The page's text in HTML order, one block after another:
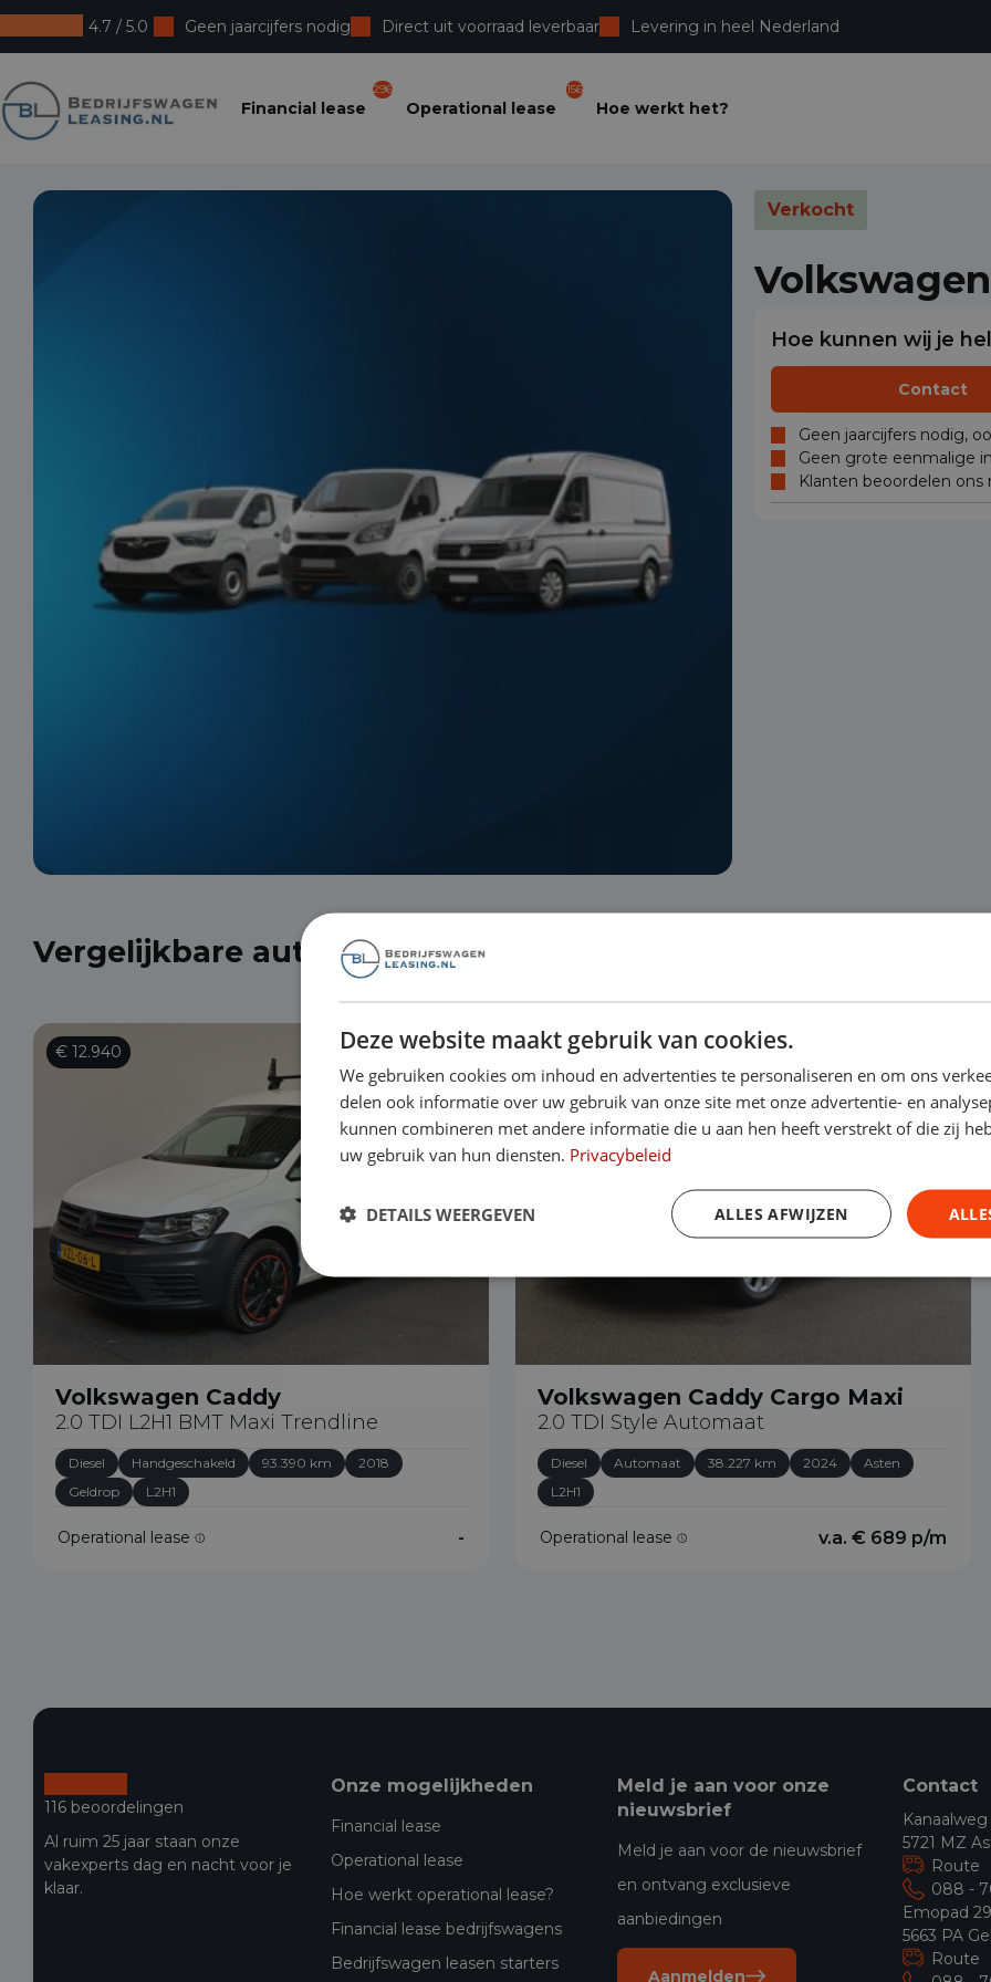
4.7 / 5.0 Geen jaarcijfers nodig Direct uit voorraad leverbaar Levering in heel Nederland
Bedrijfswagenleasing
Financial lease
296
Operational lease
156
Hoe werkt het?
Verkocht
Hoe kunnen wij je
Contact
Geen jaarcijfers nodig,
Geen grote eenmalige
Klanten beoordelen
Vergelijkbare auto's uit onze voorraad
€ 12.940
Volkswagen Caddy
2.0 TDI L2H1 BMT Maxi Trendline
Diesel Handgeschakeld 93.390 km
2018
Geldrop
L2H1
Operational lease -
€ 30.890
Volkswagen Caddy Cargo Maxi
2.0 TDI Style Automaat
Diesel Automaat 38.227 km 2024
Asten
L2H1
Operational lease v.a. € 689 p/m
116 beoordelingen
Al ruim 25 jaar staan onze
vakexperts dag en nacht voor je
klaar.
Onze mogelijkheden
Financial lease
Operational lease
Hoe werkt operational lease?
Financial lease bedrijfswagens
Bedrijfswagen leasen starters
Meld je aan voor onze
nieuwsbrief
Meld je aan voor de nieuwsbrief
en ontvang exclusieve
aanbiedingen
Aanmelden
Contact
5721 MZ
Route
088 -
Emopad
5663 PA
Route
Deze website maakt gebruik van cookies.
We gebruiken cookies om inhoud en advertenties te personaliseren en om ons
delen ook informatie over uw gebruik van onze site met onze advertentie- en
kunnen combineren met andere informatie die u aan hen heeft verstrekt of die zij
uw gebruik van hun diensten. Privacybeleid
ALLES AFWIJZEN
DETAILS WEERGEVEN